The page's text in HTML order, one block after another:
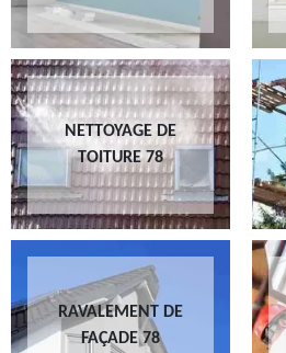
NETTOYAGE DE
TOITURE 78
RAVALEMENT DE
FAÇADE 78